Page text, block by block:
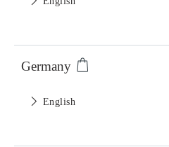
Germany
English